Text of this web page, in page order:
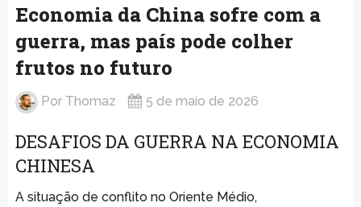
Economia da China sofre com a
guerra, mas país pode colher
frutos no futuro
Por Thomaz 5 de maio de 2026
DESAFIOS DA GUERRA NA ECONOMIA
CHINESA
A situação de conflito no Oriente Médio,